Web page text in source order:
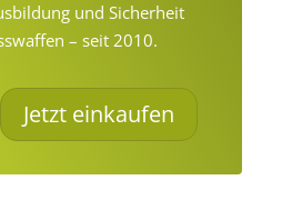
und Sicherheit
– seit 2010.
Jetzt einkaufen